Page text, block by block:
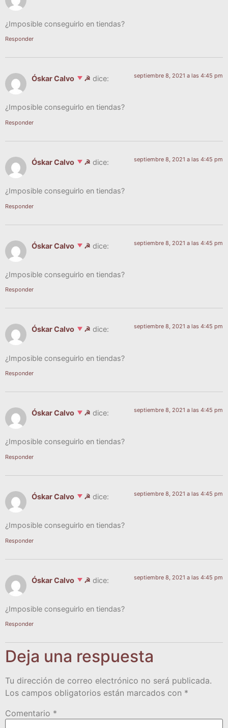
¿Impo­si­ble con­se­guir­lo en tiendas?
Responder
Óskar Calvo ☭ dice: septiembre 8, 2021 a las 4:45 pm
¿Impo­si­ble con­se­guir­lo en tiendas?
Responder
Óskar Calvo ☭ dice: septiembre 8, 2021 a las 4:45 pm
¿Impo­si­ble con­se­guir­lo en tiendas?
Responder
Óskar Calvo ☭ dice: septiembre 8, 2021 a las 4:45 pm
¿Impo­si­ble con­se­guir­lo en tiendas?
Responder
Óskar Calvo ☭ dice: septiembre 8, 2021 a las 4:45 pm
¿Impo­si­ble con­se­guir­lo en tiendas?
Responder
Óskar Calvo ☭ dice: septiembre 8, 2021 a las 4:45 pm
¿Impo­si­ble con­se­guir­lo en tiendas?
Responder
Óskar Calvo ☭ dice: septiembre 8, 2021 a las 4:45 pm
¿Impo­si­ble con­se­guir­lo en tiendas?
Responder
Óskar Calvo ☭ dice: septiembre 8, 2021 a las 4:45 pm
¿Impo­si­ble con­se­guir­lo en tiendas?
Responder
Deja una respuesta
Tu dirección de correo electrónico no será publicada.
Los campos obligatorios están marcados con *
Comentario *